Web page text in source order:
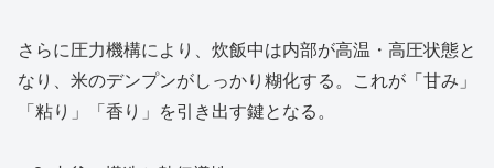
さらに圧力機構により、炊飯中は内部が高温・高圧状態と
なり、米のデンプンがしっかり糊化する。これが「甘み」
「粘り」「香り」を引き出す鍵となる。